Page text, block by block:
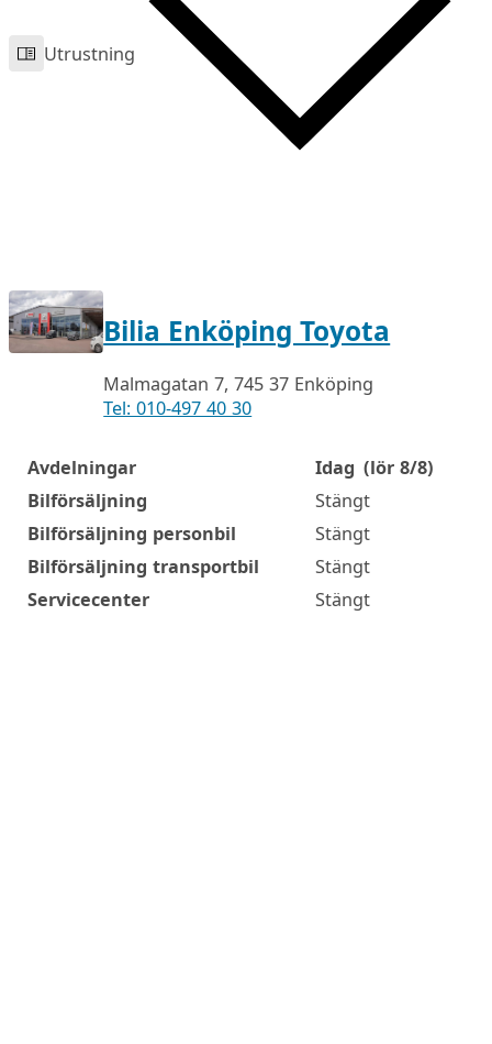
Utrustning
Bilia Enköping Toyota
Malmagatan 7, 745 37 Enköping
Tel: 010-497 40 30
Öppettider
Avdelningar Idag (lör 8/8)
Bilförsäljning
Stängt
Bilförsäljning personbil
Stängt
Bilförsäljning transportbil
Stängt
Servicecenter
Stängt